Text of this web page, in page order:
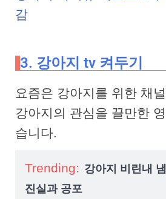
감
3. 강아지 tv 켜두기
요즘은 강아지를 위한 채
강아지의 관심을 끌만한
습니다.
Trending: 강아지 비린내
진실과 공포